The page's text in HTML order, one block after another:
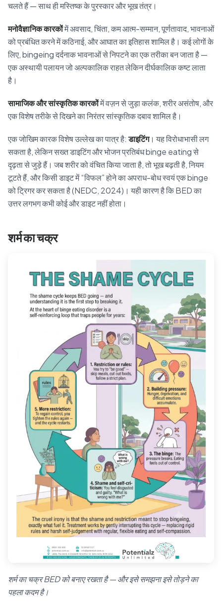
चलते हैं — साथ ही मस्तिष्क के पुरस्कार और भूख तंत्र।
मनोवैज्ञानिक कारकोंमें अवसाद, चिंता, कम आत्म-सम्मान, पूर्णतावाद, भावनाओं
को प्रबंधित करने में कठिनाई, और आघात का इतिहास शामिल है। कई लोगों के
लिए, bingeing दर्दनाक भावनाओं से निपटने का एक तरीका बन जाता है —
एक अस्थायी पलायन जो अल्पकालिक राहत लेकिन दीर्घकालिक कष्ट लाता
है।
सामाजिक और सांस्कृतिक कारकोंमें वज़न से जुड़ा कलंक, शरीर असंतोष, और
एक विशेष तरीके से दिखने का निरंतर सांस्कृतिक दबाव शामिल है।
एक जोखिम कारक विशेष उल्लेख का पात्र है:डाइटिंग। यह विरोधाभासी लग
सकता है, लेकिन सख्त डाइटिंग और भोजन प्रतिबंध binge eating से
दृढ़ता से जुड़े हैं। जब शरीर को वंचित किया जाता है, तो भूख बढ़ती है, नियम
टूटते हैं, और किसी डाइट में “विफल” होने का अपराध-बोध स्वयं एक binge
को ट्रिगर कर सकता है (NEDC, 2024)। यही कारण है कि BED का
उत्तर लगभग कभी कोई और डाइट नहीं होता।
शर्म का चक्र
शर्म का चक्र BED को बनाए रखता है — और इसे समझना इसे तोड़ने का
पहला कदम है।